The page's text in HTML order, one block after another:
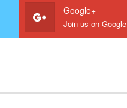
Google+
Join us on Google